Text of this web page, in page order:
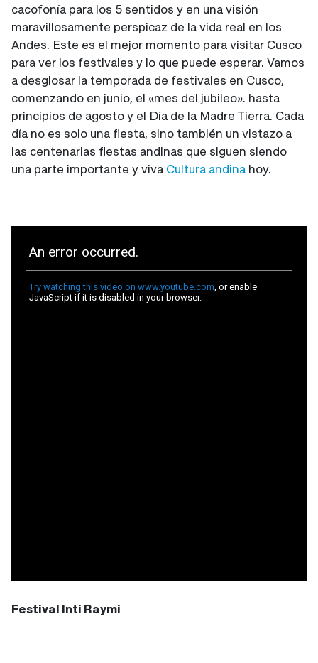
cacofonía para los 5 sentidos y en una visión
maravillosamente perspicaz de la vida real en los
Andes. Este es el mejor momento para visitar Cusco
para ver los festivales y lo que puede esperar. Vamos
a desglosar la temporada de festivales en Cusco,
comenzando en junio, el «mes del jubileo». hasta
principios de agosto y el Día de la Madre Tierra. Cada
día no es solo una fiesta, sino también un vistazo a
las centenarias fiestas andinas que siguen siendo
una parte importante y viva Cultura andina hoy.
Festival Inti Raymi